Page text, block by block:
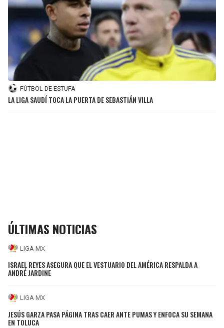
FÚTBOL DE ESTUFA
LA LIGA SAUDÍ TOCA LA PUERTA DE SEBASTIÁN VILLA
ÚLTIMAS NOTICIAS
LIGA MX
ISRAEL REYES ASEGURA QUE EL VESTUARIO DEL AMÉRICA RESPALDA A
ANDRÉ JARDINE
LIGA MX
JESÚS GARZA PASA PÁGINA TRAS CAER ANTE PUMAS Y ENFOCA SU SEMANA
EN TOLUCA